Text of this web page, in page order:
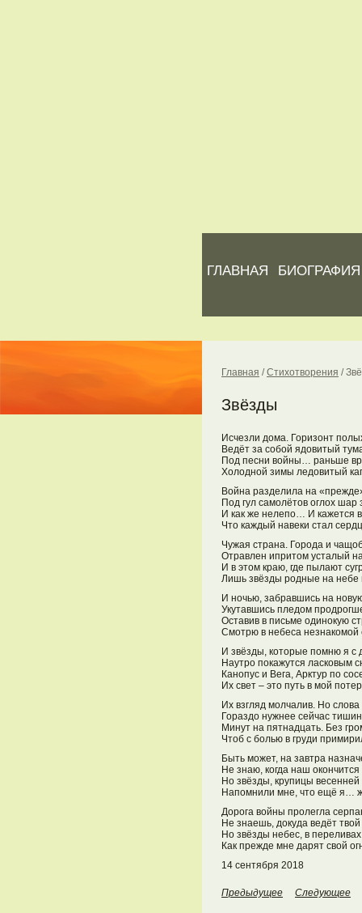
ГЛАВНАЯ БИОГРАФИЯ
Главная /Стихотворения /
Звёзды
Исчезли дома. Горизонт
Ведёт за собой ядовитый
Под песни войны… раньше
Холодной зимы ледовитый
Война разделила на
Под гул самолётов оглох шар
И как же нелепо… И кажется
Что каждый навеки стал
Чужая страна. Города и
Отравлен ипритом усталый
И в этом краю, где пылают
Лишь звёзды родные на небе
И ночью, забравшись на
Укутавшись пледом
Оставив в письме одинокую
Смотрю в небеса незнакомой
И звёзды, которые помню я с
Наутро покажутся ласковым
Канопус и Вега, Арктур по
Их свет – это путь в мой
Их взгляд молчалив. Но слова
Гораздо нужнее сейчас
Минут на пятнадцать. Без
Чтоб с болью в груди
Быть может, на завтра
Не знаю, когда наш окончится
Но звёзды, крупицы
Напомнили мне, что ещё я…
Дорога войны пролегла
Не знаешь, докуда ведёт
Но звёзды небес, в
Как прежде мне дарят свой
14 сентября 2018
Предыдущее Следующее